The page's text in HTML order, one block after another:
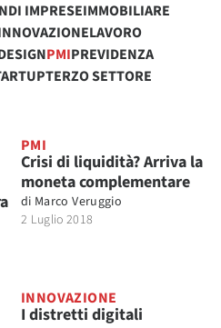
IMPRESEIMMOBILIARE
LAVORO
PMIPREVIDENZA
TERZO SETTORE
PMI
Crisi di liquidità? Arriva la
moneta complementare
di Marco Veruggio
2 Luglio 2018
INNOVAZIONE
I distretti digitali